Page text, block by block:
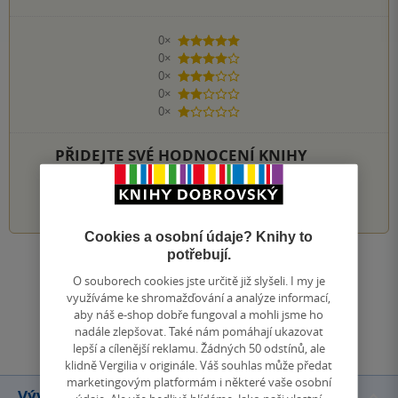
0×
5 hvězdiček
0×
4 hvězdičky
0×
3 hvězdičky
0×
2 hvězdičky
0×
1 hvezdička
PŘIDEJTE SVÉ HODNOCENÍ KNIHY
1 2 3 4 5
Zobrazit všechna hodnocení
Přidat hodnocení
Cookies a osobní údaje? Knihy to
potřebují.
O souborech cookies jste určitě již slyšeli. I my je
využíváme ke shromažďování a analýze informací,
aby náš e-shop dobře fungoval a mohli jsme ho
nadále zlepšovat. Také nám pomáhají ukazovat
lepší a cílenější reklamu. Žádných 50 odstínů, ale
klidně Vergilia v originále. Váš souhlas může předat
marketingovým platformám i některé vaše osobní